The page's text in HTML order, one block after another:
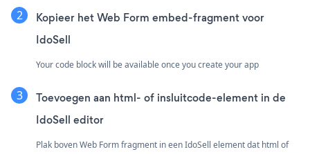
Kopieer het Web Form embed-fragment voor
IdoSell
Your code block will be available once you create your app
Toevoegen aan html- of insluitcode-element in de
IdoSell editor
Plak boven Web Form fragment in een IdoSell element dat html of